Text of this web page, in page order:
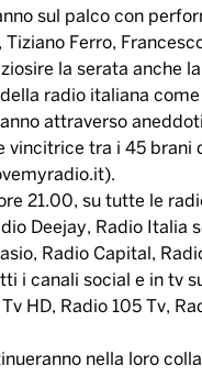
sul palco con
Ferro,
la serata anche
radio italiana
attraverso
vincitrice tra i 45 brani
21.00, su tutte le
Deejay, Radio Italia
Radio Capital,
i canali social e in tv
HD, Radio 105 Tv,
nella loro